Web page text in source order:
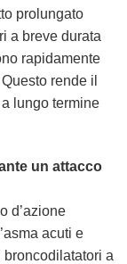
prolungato
a breve durata
rapidamente
rende il
lungo termine
un attacco
d’azione
acuti e
a